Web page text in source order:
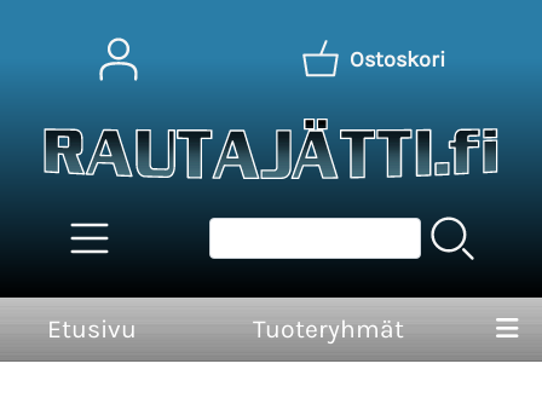
Ostoskori
Etusivu Tuoteryhmät